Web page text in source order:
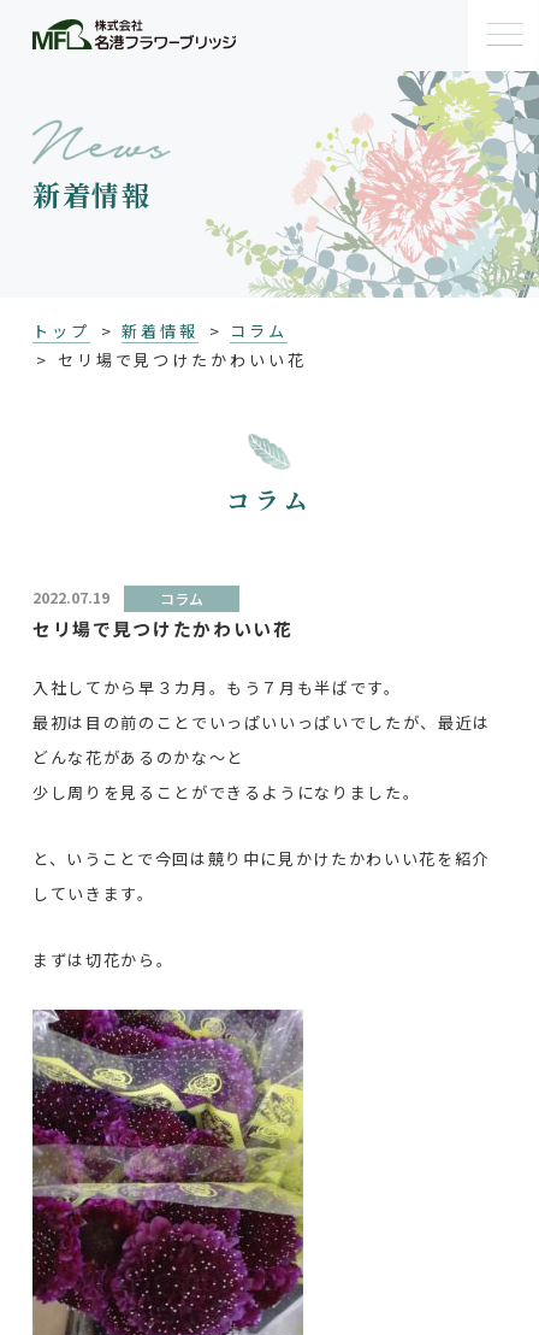
新着情報
トップ 新着情報
コラム
セリ場で見つけたかわいい花
コラム
2022.07.19 コラム
セリ場で見つけたかわいい花
入社してから早３カ月。もう７月も半ばです。
最初は目の前のことでいっぱいいっぱいでしたが、最近は
どんな花があるのかな～と
少し周りを見ることができるようになりました。
と、いうことで今回は競り中に見かけたかわいい花を紹介
していきます。
まずは切花から。